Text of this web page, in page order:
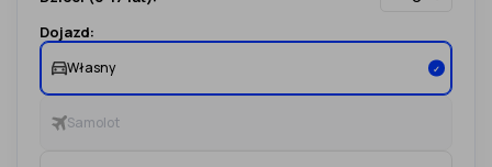
Dojazd:
Własny ✓
Samolot